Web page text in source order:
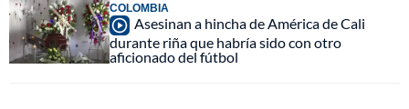
COLOMBIA
Asesinan a hincha de América de Cali
durante riña que habría sido con otro
aficionado del fútbol